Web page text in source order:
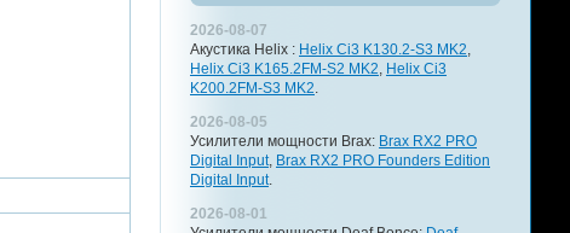
2026-08-07
Акустика Helix : Helix Ci3 K130.2-S3 MK2,
Helix Ci3 K165.2FM-S2 MK2, Helix Ci3
K200.2FM-S3 MK2.
2026-08-05
Усилители мощности Brax: Brax RX2 PRO
Digital Input, Brax RX2 PRO Founders Edition
Digital Input.
2026-08-01